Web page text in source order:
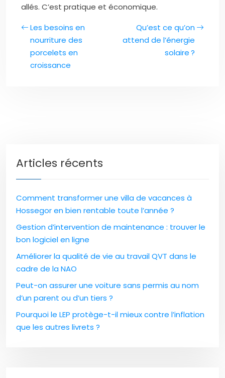
allés. C’est pratique et économique.
Les besoins en
nourriture des
porcelets en
croissance
Qu’est ce qu’on
attend de l’énergie
solaire ?
Articles récents
Comment transformer une villa de vacances à
Hossegor en bien rentable toute l’année ?
Gestion d’intervention de maintenance : trouver le
bon logiciel en ligne
Améliorer la qualité de vie au travail QVT dans le
cadre de la NAO
Peut-on assurer une voiture sans permis au nom
d’un parent ou d’un tiers ?
Pourquoi le LEP protège-t-il mieux contre l’inflation
que les autres livrets ?